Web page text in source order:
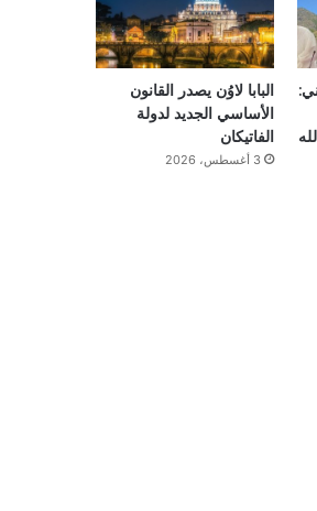
البابا لاوُن يصدر القانون
الأساسي الجديد لدولة
الفاتيكان
3 أغسطس، 2026